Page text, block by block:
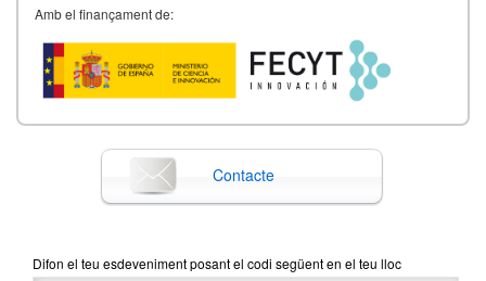
Amb el finançament de:
Contacte
Difon el teu esdeveniment posant el codi següent en el teu lloc